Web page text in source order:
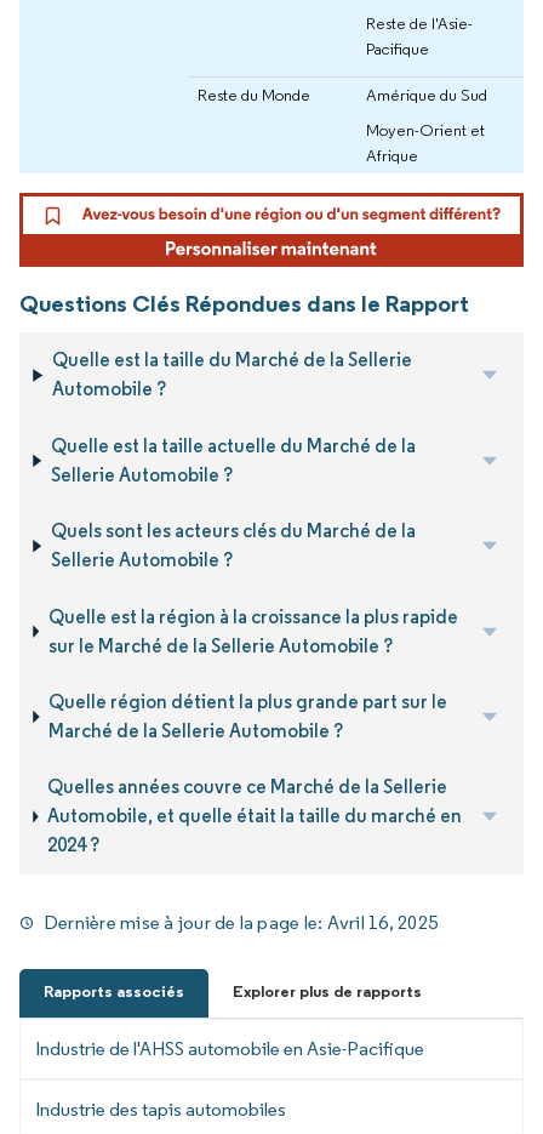
Reste de l'Asie-
Pacifique
Reste du Monde
Amérique du Sud
Moyen-Orient et
Afrique
Questions Clés Répondues dans le Rapport
Quelle est la taille du Marché de la Sellerie
Automobile ?
Quelle est la taille actuelle du Marché de la
Sellerie Automobile ?
Quels sont les acteurs clés du Marché de la
Sellerie Automobile ?
Quelle est la région à la croissance la plus rapide
sur le Marché de la Sellerie Automobile ?
Quelle région détient la plus grande part sur le
Marché de la Sellerie Automobile ?
Quelles années couvre ce Marché de la Sellerie
Automobile, et quelle était la taille du marché en
2024 ?
Dernière mise à jour de la page le: Avril 16, 2025
Rapports associés Explorer plus de rapports
Industrie de l'AHSS automobile en Asie-Pacifique
Industrie des tapis automobiles